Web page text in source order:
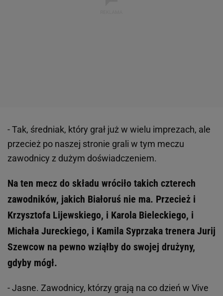
- Tak, średniak, który grał już w wielu imprezach, ale
przecież po naszej stronie grali w tym meczu
zawodnicy z dużym doświadczeniem.
Na ten mecz do składu wróciło takich czterech
zawodników, jakich Białoruś nie ma. Przecież i
Krzysztofa Lijewskiego, i Karola Bieleckiego, i
Michała Jureckiego, i Kamila Syprzaka trenera Jurij
Szewcow na pewno wziąłby do swojej drużyny,
gdyby mógł.
- Jasne. Zawodnicy, którzy grają na co dzień w Vive